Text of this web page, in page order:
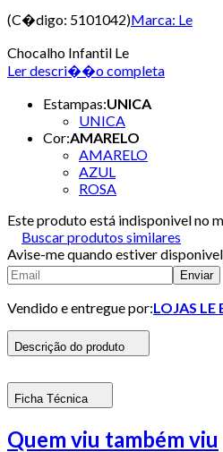
(C�digo: 5101042)Marca: Le
Chocalho Infantil Le
Ler descri��o completa
Estampas:UNICA
UNICA
Cor:AMARELO
AMARELO
AZUL
ROSA
Este produto está indisponivel no
Buscar produtos similares
Avise-me quando estiver disponivel
Enviar
Vendido e entregue por:LOJAS LE
Descrição do produto
Ficha Técnica
Quem viu também viu